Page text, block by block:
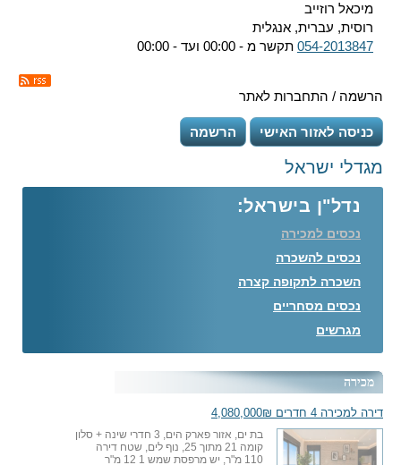
מיכאל רוזייב
רוסית, עברית, אנגלית
054-2013847 תקשר מ - 00:00 ועד - 00:00
הרשמה / התחברות לאתר
כניסה לאזור האישי הרשמה
מגדלי ישראל
נדל"ן בישראל:
נכסים למכירה
נכסים להשכרה
השכרה לתקופה קצרה
נכסים מסחריים
מגרשים
מכירה
דירה למכירה 4 חדרים 4,080,000₪
בת ים, אזור פארק הים, 3 חדרי שינה + סלון
קומה 21 מתוך 25, נוף לים, שטח דירה
110 מ"ר, יש מרפסת שמש 1 12 מ"ר